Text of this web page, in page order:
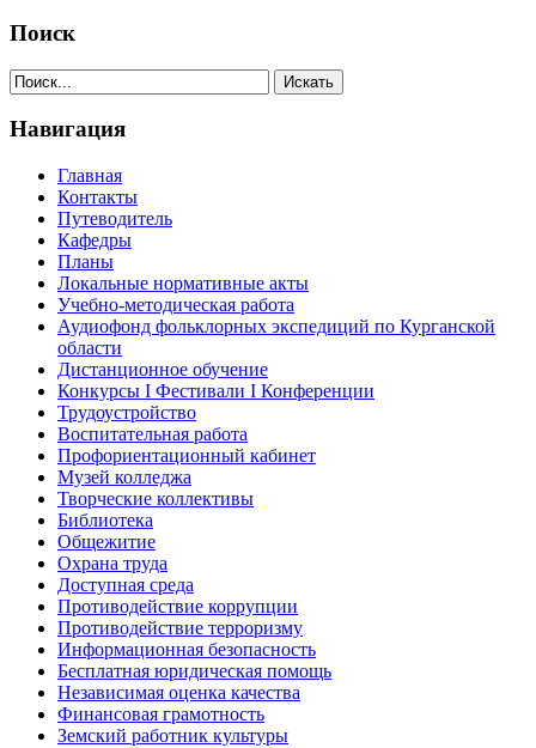
Поиск
Навигация
Главная
Контакты
Путеводитель
Кафедры
Планы
Локальные нормативные акты
Учебно-методическая работа
Аудиофонд фольклорных экспедиций по Курганской
области
Дистанционное обучение
Конкурсы I Фестивали I Конференции
Трудоустройство
Воспитательная работа
Профориентационный кабинет
Музей колледжа
Творческие коллективы
Библиотека
Общежитие
Охрана труда
Доступная среда
Противодействие коррупции
Противодействие терроризму
Информационная безопасность
Бесплатная юридическая помощь
Независимая оценка качества
Финансовая грамотность
Земский работник культуры